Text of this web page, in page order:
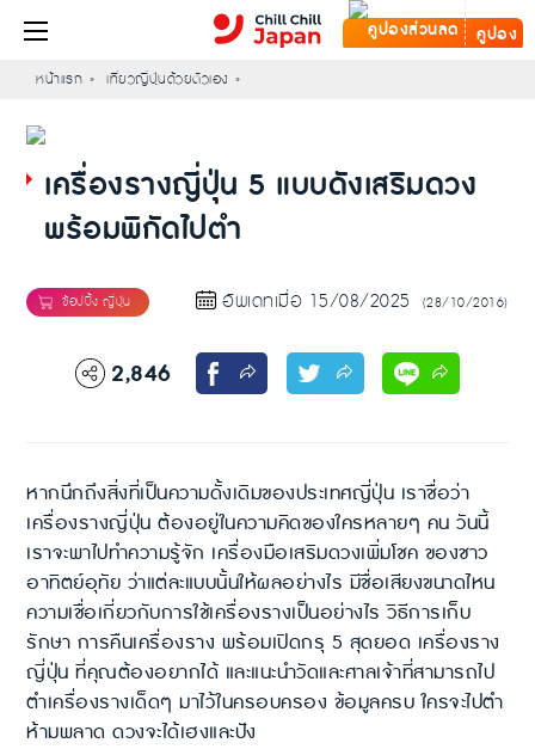
คูปอง
หน้าแรก เที่ยวญี่ปุ่นด้วยตัวเอง
เครื่องรางญี่ปุ่น 5 แบบดังเสริมดวง
พร้อมพิกัดไปตำ
อัพเดทเมื่อ 15/08/2025 (28/10/2016)
2,846
หากนึกถึงสิ่งที่เป็นความดั้งเดิมของประเทศญี่ปุ่น เราชื่อว่า
เครื่องรางญี่ปุ่น ต้องอยู่ในความคิดของใครหลายๆ คน วันนี้
เราจะพาไปทำความรู้จัก เครื่องมือเสริมดวงเพิ่มโชค ของชาว
อาทิตย์อุทัย ว่าแต่ละแบบนั้นให้ผลอย่างไร มีชื่อเสียงขนาดไหน
ความเชื่อเกี่ยวกับการใช้เครื่องรางเป็นอย่างไร วิธีการเก็บ
รักษา การคืนเครื่องราง พร้อมเปิดกรุ 5 สุดยอด เครื่องราง
ญี่ปุ่น ที่คุณต้องอยากได้ และแนะนำวัดและศาลเจ้าที่สามารถไป
ตำเครื่องรางเด็ดๆ มาไว้ในครอบครอง ข้อมูลครบ ใครจะไปตำ
ห้ามพลาด ดวงจะได้เฮงและปัง